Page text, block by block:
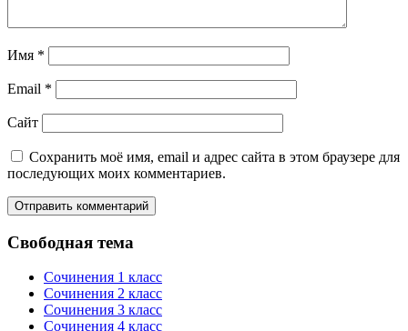
Имя *
Email *
Сайт
Сохранить моё имя, email и адрес сайта в этом браузере для
последующих моих комментариев.
Свободная тема
Сочинения 1 класс
Сочинения 2 класс
Сочинения 3 класс
Сочинения 4 класс